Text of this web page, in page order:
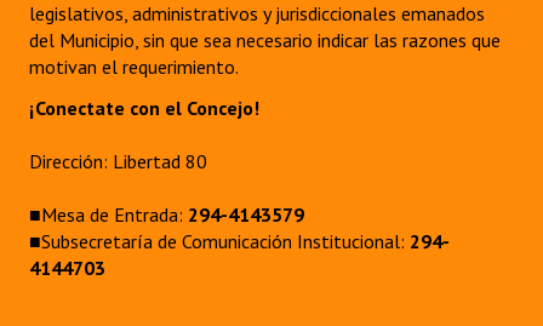
legislativos, administrativos y jurisdiccionales emanados
del Municipio, sin que sea necesario indicar las razones que
motivan el requerimiento.
¡Conectate con el Concejo!
Dirección: Libertad 80
■Mesa de Entrada: 294-4143579
■Subsecretaría de Comunicación Institucional: 294-
4144703